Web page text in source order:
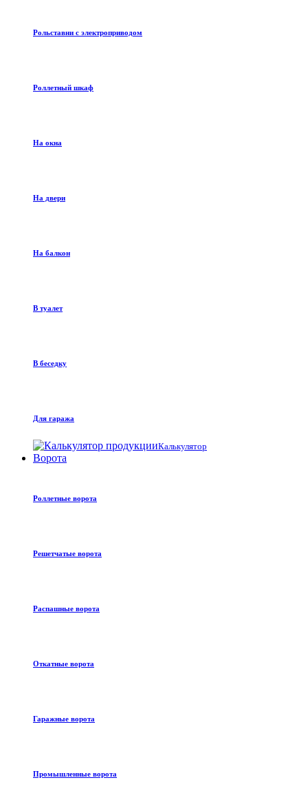
Рольставни с электроприводом
Роллетный шкаф
На окна
На двери
На балкон
В туалет
В беседку
Для гаража
Калькулятор
Ворота
Роллетные ворота
Решетчатые ворота
Распашные ворота
Откатные ворота
Гаражные ворота
Промышленные ворота